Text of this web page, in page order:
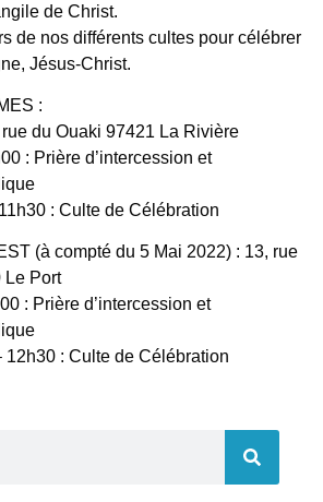
de Christ.
de nos différents cultes pour célébrer
Jésus-Christ.
:
du Ouaki 97421 La Rivière
: Prière d’intercession et
: Culte de Célébration
(à compté du 5 Mai 2022) : 13, rue
Le Port
: Prière d’intercession et
12h30 : Culte de Célébration